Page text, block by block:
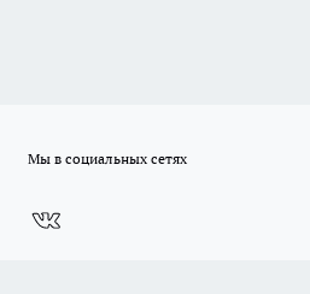
Мы в социальных сетях